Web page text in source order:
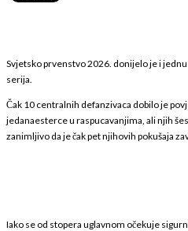
Svjetsko prvenstvo 2026. donijelo je i
serija.
Čak 10 centralnih defanzivaca dobilo je
jedanaesterce u raspucavanjima, ali njih
zanimljivo da je čak pet njihovih pokušaja
Iako se od stopera uglavnom očekuje